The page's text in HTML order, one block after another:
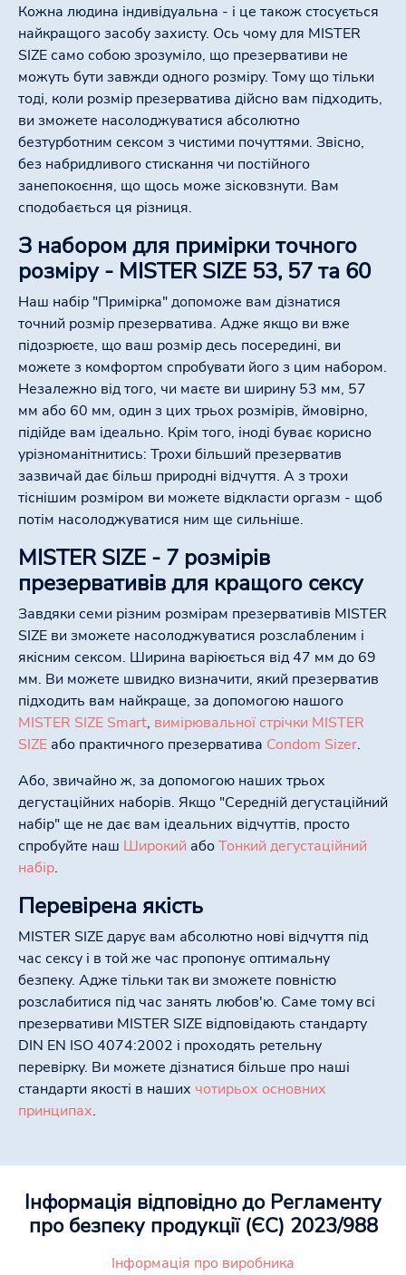
Кожна людина індивідуальна - і це також стосується
найкращого засобу захисту. Ось чому для MISTER
SIZE само собою зрозуміло, що презервативи не
можуть бути завжди одного розміру. Тому що тільки
тоді, коли розмір презерватива дійсно вам підходить,
ви зможете насолоджуватися абсолютно
безтурботним сексом з чистими почуттями. Звісно,
без набридливого стискання чи постійного
занепокоєння, що щось може зісковзнути. Вам
сподобається ця різниця.
З набором для примірки точного
розміру - МІSTER SIZE 53, 57 та 60
Наш набір "Примірка" допоможе вам дізнатися
точний розмір презерватива. Адже якщо ви вже
підозрюєте, що ваш розмір десь посередині, ви
можете з комфортом спробувати його з цим набором.
Незалежно від того, чи маєте ви ширину 53 мм, 57
мм або 60 мм, один з цих трьох розмірів, ймовірно,
підійде вам ідеально. Крім того, іноді буває корисно
урізноманітнитись: Трохи більший презерватив
зазвичай дає більш природні відчуття. А з трохи
тіснішим розміром ви можете відкласти оргазм - щоб
потім насолоджуватися ним ще сильніше.
MISTER SIZE - 7 розмірів
презервативів для кращого сексу
Завдяки семи різним розмірам презервативів MISTER
SIZE ви зможете насолоджуватися розслабленим і
якісним сексом. Ширина варіюється від 47 мм до 69
мм. Ви можете швидко визначити, який презерватив
підходить вам найкраще, за допомогою нашого
MISTER SIZE Smart, вимірювальної стрічки MISTER
SIZE або практичного презерватива Condom Sizer.
Або, звичайно ж, за допомогою наших трьох
дегустаційних наборів. Якщо "Середній дегустаційний
набір" ще не дає вам ідеальних відчуттів, просто
спробуйте наш Широкий абоТонкий дегустаційний
набір.
Перевірена якість
MISTER SIZE дарує вам абсолютно нові відчуття під
час сексу і в той же час пропонує оптимальну
безпеку. Адже тільки так ви зможете повністю
розслабитися під час занять любов'ю. Саме тому всі
презервативи MISTER SIZE відповідають стандарту
DIN EN ISO 4074:2002 і проходять ретельну
перевірку. Ви можете дізнатися більше про наші
стандарти якості в наших чотирьох основних
принципах.
Інформація відповідно до Регламенту
про безпеку продукції (ЄС) 2023/988
Інформація про виробника